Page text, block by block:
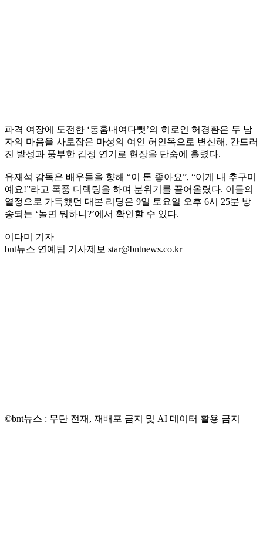
파격 여장에 도전한 ‘동훔내여다뺏’의 히로인 허경환은 두 남
자의 마음을 사로잡은 마성의 여인 허인옥으로 변신해, 간드러
진 발성과 풍부한 감정 연기로 현장을 단숨에 홀렸다.
유재석 감독은 배우들을 향해 “이 톤 좋아요”, “이게 내 추구미
예요!”라고 폭풍 디렉팅을 하며 분위기를 끌어올렸다. 이들의
열정으로 가득했던 대본 리딩은 9일 토요일 오후 6시 25분 방
송되는 ‘놀면 뭐하니?’에서 확인할 수 있다.
이다미 기자
bnt뉴스 연예팀 기사제보 star@bntnews.co.kr
©bnt뉴스 : 무단 전재, 재배포 금지 및 AI 데이터 활용 금지